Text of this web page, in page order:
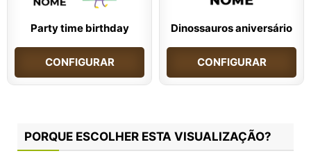
Party time birthday
CONFIGURAR
Dinossauros aniversário
CONFIGURAR
PORQUE ESCOLHER ESTA VISUALIZAÇÃO?